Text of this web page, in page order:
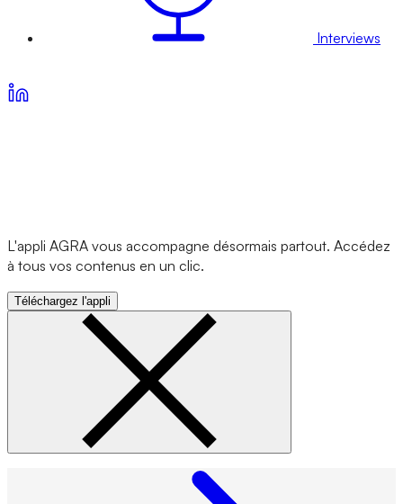
Interviews
L'appli AGRA vous accompagne désormais partout. Accédez
à tous vos contenus en un clic.
Téléchargez l'appli